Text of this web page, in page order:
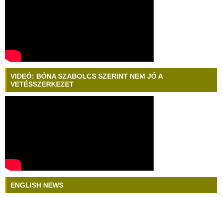
VIDEÓ: BÓNA SZABOLCS SZERINT NEM JÓ A
VETÉSSZERKEZET
ENGLISH NEWS